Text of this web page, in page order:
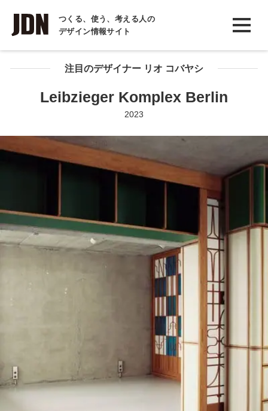
つくる、使う、考える人の
デザイン情報サイト
INTERVIEW
インタビュー
REPORT注目のデザイナー リオ コバヤシ
Leibzieger Komplex Berlin
2023